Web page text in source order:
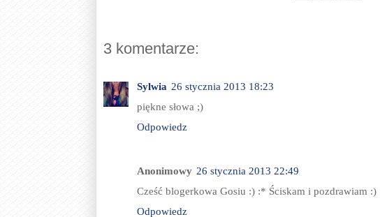
3 komentarze:
Sylwia 26 stycznia 2013 18:23
piękne słowa ;)
Odpowiedz
Anonimowy 26 stycznia 2013 22:49
Cześć blogerkowa Gosiu :) :* Ściskam i pozdrawiam :)
Odpowiedz